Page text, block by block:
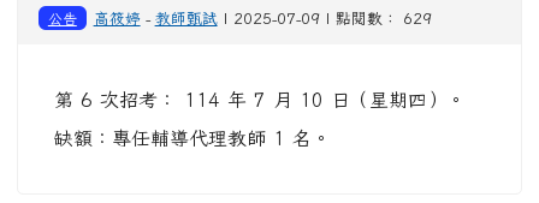
公告 高筱婷- 教師甄試| 2025-07-09 | 點閱數： 629
第 6 次招考： 114 年 7 月 10 日（星期四）。
缺額：專任輔導代理教師 1 名。